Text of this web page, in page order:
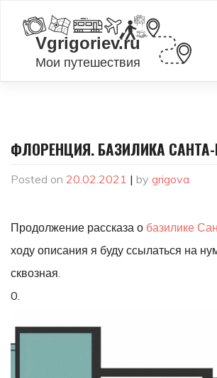
content
ФЛОРЕНЦИЯ. БАЗИЛИКА
Posted on 20.02.2021 | by grigova
Продолжение рассказа о базилике
ходу описания я буду ссылаться на
сквозная.
0.